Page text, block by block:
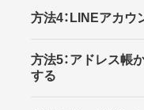
方法4：LINEアカ
方法5：アドレス帳
する